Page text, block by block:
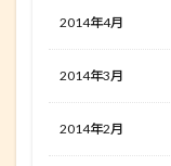
2014年4月
2014年3月
2014年2月